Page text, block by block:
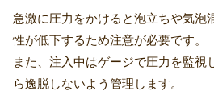
急激に圧力をかけると泡立ちや気泡
性が低下するため注意が必要です。
また、注入中はゲージで圧力を監視
ら逸脱しないよう管理します。